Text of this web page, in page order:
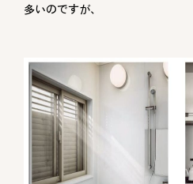
多いのですが、